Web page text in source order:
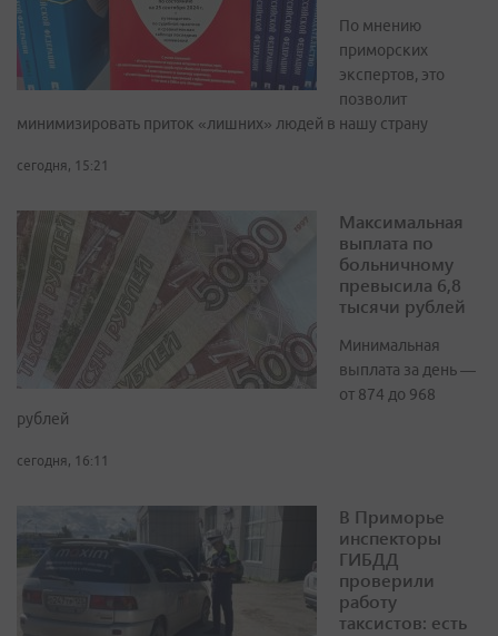
По мнению
приморских
экспертов, это
позволит
минимизировать приток «лишних» людей в нашу страну
сегодня, 15:21
Максимальная
выплата по
больничному
превысила 6,8
тысячи рублей
Минимальная
выплата за день —
от 874 до 968
рублей
сегодня, 16:11
В Приморье
инспекторы
ГИБДД
проверили
работу
таксистов: есть